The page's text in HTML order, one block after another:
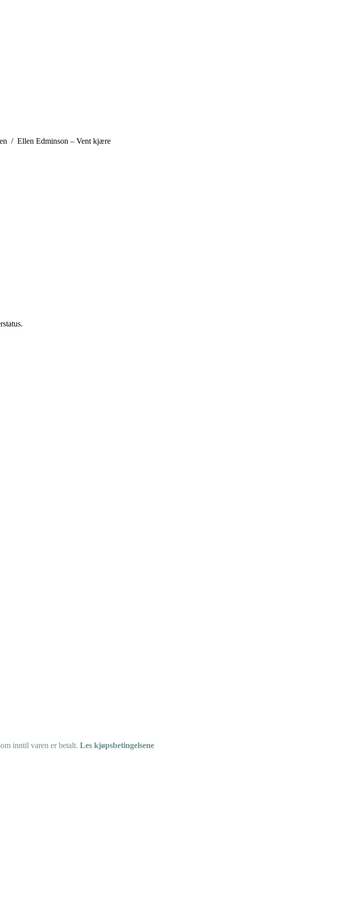
Ellen Edminson – Vent kjære
inntil varen er betalt. Les kjøpsbetingelsene